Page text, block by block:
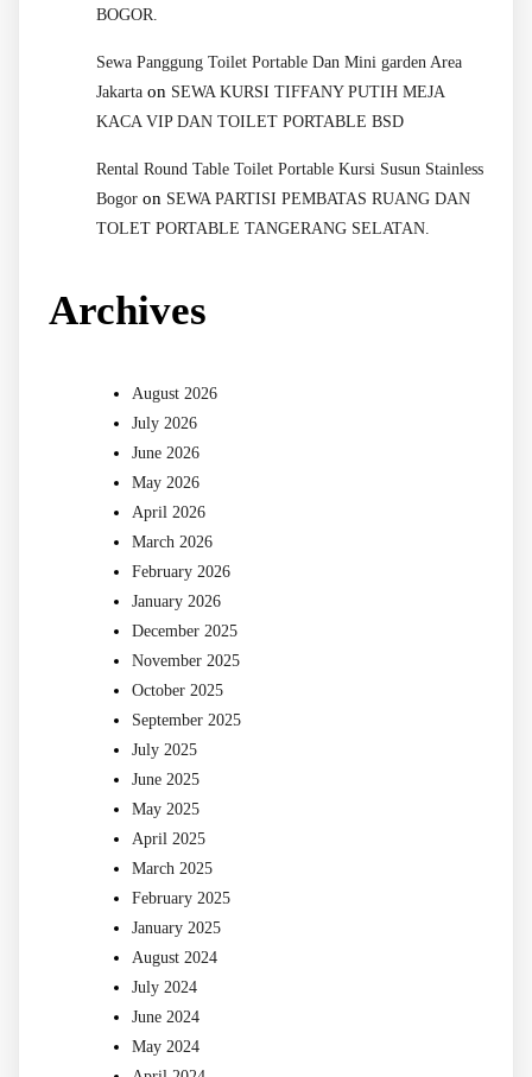
BOGOR.
Sewa Panggung Toilet Portable Dan Mini garden Area
Jakarta on SEWA KURSI TIFFANY PUTIH MEJA
KACA VIP DAN TOILET PORTABLE BSD
Rental Round Table Toilet Portable Kursi Susun Stainless
Bogor on SEWA PARTISI PEMBATAS RUANG DAN
TOLET PORTABLE TANGERANG SELATAN.
Archives
August 2026
July 2026
June 2026
May 2026
April 2026
March 2026
February 2026
January 2026
December 2025
November 2025
October 2025
September 2025
July 2025
June 2025
May 2025
April 2025
March 2025
February 2025
January 2025
August 2024
July 2024
June 2024
May 2024